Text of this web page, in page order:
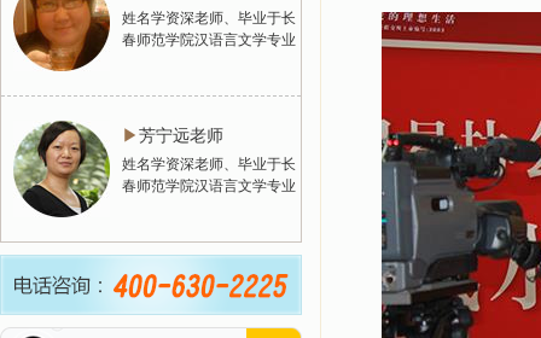
姓名学资深老师、毕业于长
春师范学院汉语言文学专业
▶芳宁远老师
姓名学资深老师、毕业于长
春师范学院汉语言文学专业